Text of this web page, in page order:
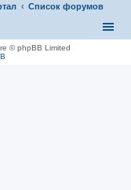
Список форумов
© phpBB Limited